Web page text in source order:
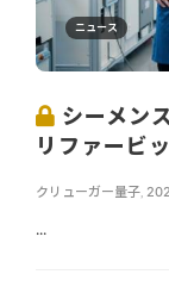
ニュース
シーメン
リファービ
クリューガー量子
...